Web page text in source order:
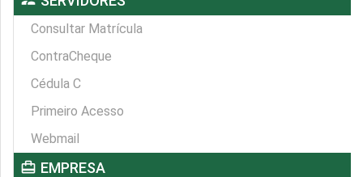
Consultar Matrícula
ContraCheque
Cédula C
Primeiro Acesso
Webmail
card_travel EMPRESA